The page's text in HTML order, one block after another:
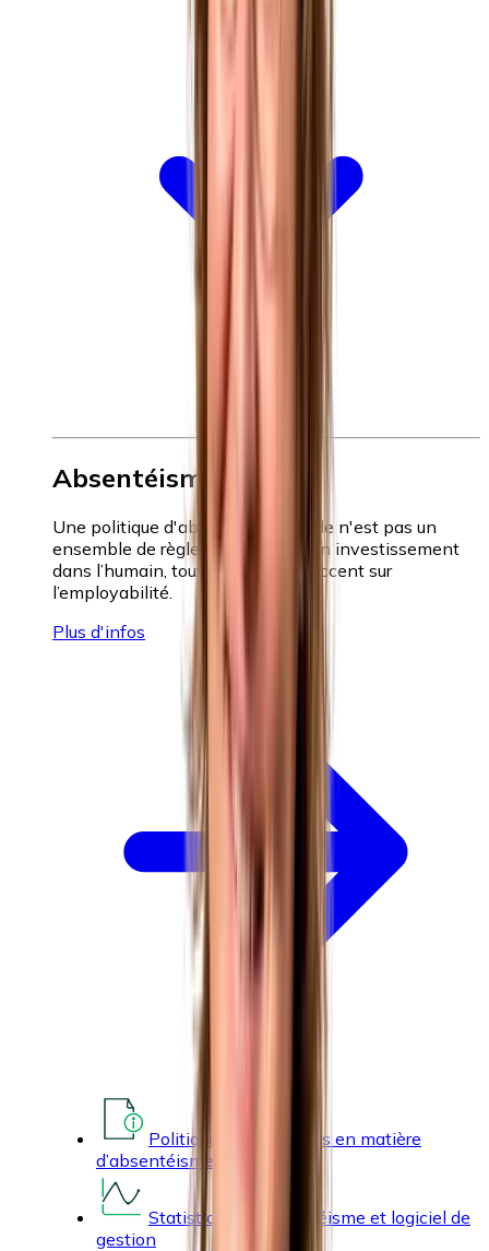
Absentéisme
Une politique d'absentéisme solide n'est pas un
ensemble de règles arides, mais un investissement
dans l’humain, tout en mettant l’accent sur
l’employabilité.
Plus d'infos
Politique et procédures en matière
d’absentéisme
Statistiques d’absentéisme et logiciel de
gestion